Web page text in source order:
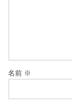
名前 ※